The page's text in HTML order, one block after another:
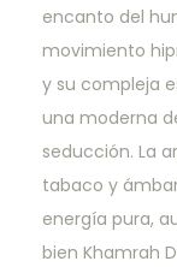
encanto del
movimiento
y su compleja
una moderna
seducción. La
tabaco y
energía pura,
bien Khamrah